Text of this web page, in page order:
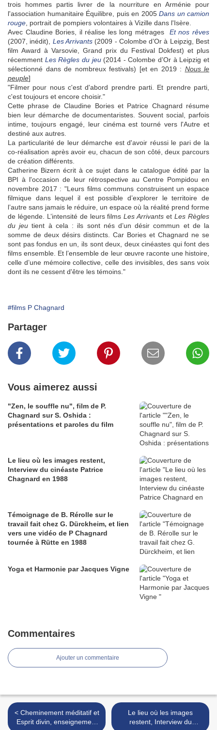
trois hommes partis livrer de la nourriture en Arménie pour
l'association humanitaire Équilibre, puis en 2005 Dans un camion
rouge , portrait de pompiers volontaires à Vizille dans l'Isère.
Avec Claudine Bories, il réalise les long métrages Et nos rêves
(2007, inédit), Les Arrivants(2009 - Colombe d’Or à Leipzig, Best
film Award à Varsovie, Grand prix du Festival Dokfest) et plus
récemment Les Règles du jeu(2014 - Colombe d’Or à Leipzig et
sélectionné dans de nombreux festivals) [et en 2019 : Nous le
peuple]
"Filmer pour nous c'est d'abord prendre parti. Et prendre parti,
c'est toujours et encore choisir."
Cette phrase de Claudine Bories et Patrice Chagnard résume
bien leur démarche de documentaristes. Souvent social, parfois
intime, toujours engagé, leur cinéma est tourné vers l'Autre et
destiné aux autres.
La particularité de leur démarche est d'avoir réussi le pari de la
co-réalisation après avoir eu, chacun de son côté, deux parcours
de création différents.
Catherine Bizern écrit à ce sujet dans le catalogue édité par la
BPI à l'occasion de leur rétrospective au Centre Pompidou en
novembre 2017 : "Leurs films communs construisent un espace
filmique dans lequel il est possible d’explorer le territoire de
l’autre sans jamais le réduire, un espace où la réalité prend forme
de légende. L’intensité de leurs filmsLes Arrivants etLes Règles
du jeu tient à cela : ils sont nés d’un désir commun et de la
somme de deux désirs distincts. Car Bories et Chagnard ne se
sont pas fondus en un, ils sont deux, deux cinéastes qui font des
films ensemble. Et l’ensemble de leur œuvre raconte une histoire,
celle d’une mémoire collective, celle des invisibles, des sans voix
dont ils ne cessent d'être les témoins."
#films P Chagnard
Partager
Vous aimerez aussi
"Zen, le souffle nu", film de P.
Chagnard sur S. Oshida :
présentations et paroles du film
Le lieu où les images restent,
Interview du cinéaste Patrice
Chagnard en 1988
Témoignage de B. Rérolle sur le
travail fait chez G. Dürckheim, et lien
vers une vidéo de P Chagnard
tournée à Rütte en 1988
Yoga et Harmonie par Jacques Vigne
Commentaires
Ajouter un commentaire
< Cheminement méditatif et
Esprit divin, enseignement
Le lieu où les images
restent, Interview du